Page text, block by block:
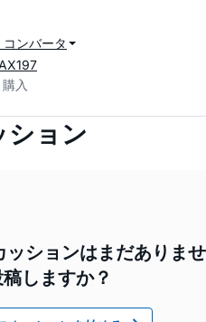
ンバータ
入
ション
ッションはまだありませ
しますか？